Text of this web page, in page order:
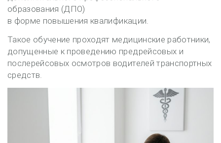
образования (ДПО)
в форме повышения квалификации.
Такое обучение проходят медицинские работники,
допущенные к проведению предрейсовых и
послерейсовых осмотров водителей транспортных
средств.